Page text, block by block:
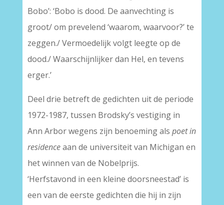
Bobo’: ‘Bobo is dood. De aanvechting is
groot/ om prevelend ‘waarom, waarvoor?’ te
zeggen./ Vermoedelijk volgt leegte op de
dood./ Waarschijnlijker dan Hel, en tevens
erger.’
Deel drie betreft de gedichten uit de periode
1972-1987, tussen Brodsky’s vestiging in
Ann Arbor wegens zijn benoeming als poet in
residenceaan de universiteit van Michigan en
het winnen van de Nobelprijs.
‘Herfstavond in een kleine doorsneestad’ is
een van de eerste gedichten die hij in zijn